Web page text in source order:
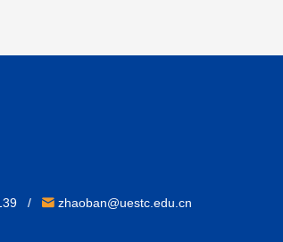
/
zhaoban@uestc.edu.cn